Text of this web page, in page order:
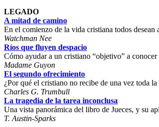
LEGADO
A mitad de camino
En el comienzo de la vida cristiana todos
Watchman Nee
Ríos que fluyen despacio
Cómo ayudar a un cristiano “objetivo” a
Madame Guyon
El segundo ofrecimiento
¿Por qué el cristiano no recibe de una vez toda
Charles G. Trumbull
La tragedia de la tarea inconclusa
Una vista panorámica del libro de Jueces, y su
T. Austin-Sparks